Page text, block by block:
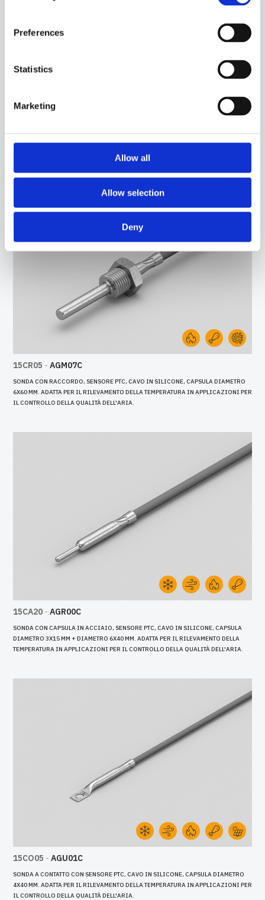
Preferences
Statistics
Marketing
Allow all
Allow selection
Deny
MM. ADATTA PER IL RILEVAMENTO DELLA TEMPERATURA IN APPLICAZIONI PER IL
CONTROLLO DELLA QUALITÀ DELL'ARIA.
15CR05 - AGM07C
SONDA CON RACCORDO, SENSORE PTC, CAVO IN SILICONE, CAPSULA DIAMETRO
6X60 MM. ADATTA PER IL RILEVAMENTO DELLA TEMPERATURA IN APPLICAZIONI PER
IL CONTROLLO DELLA QUALITÀ DELL'ARIA.
15CA20 - AGR00C
SONDA CON CAPSULA IN ACCIAIO, SENSORE PTC, CAVO IN SILICONE, CAPSULA
DIAMETRO 3X15 MM + DIAMETRO 6X40 MM. ADATTA PER IL RILEVAMENTO DELLA
TEMPERATURA IN APPLICAZIONI PER IL CONTROLLO DELLA QUALITÀ DELL'ARIA.
15CO05 - AGU01C
SONDA A CONTATTO CON SENSORE PTC, CAVO IN SILICONE, CAPSULA DIAMETRO
4X40 MM. ADATTA PER IL RILEVAMENTO DELLA TEMPERATURA IN APPLICAZIONI PER
IL CONTROLLO DELLA QUALITÀ DELL'ARIA.